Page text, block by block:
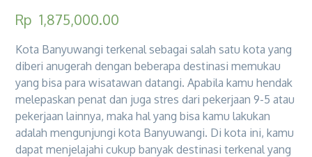
Rp 1,875,000.00
Kota Banyuwangi terkenal sebagai salah satu kota yang
diberi anugerah dengan beberapa destinasi memukau
yang bisa para wisatawan datangi. Apabila kamu hendak
melepaskan penat dan juga stres dari pekerjaan 9-5 atau
pekerjaan lainnya, maka hal yang bisa kamu lakukan
adalah mengunjungi kota Banyuwangi. Di kota ini, kamu
dapat menjelajahi cukup banyak destinasi terkenal yang